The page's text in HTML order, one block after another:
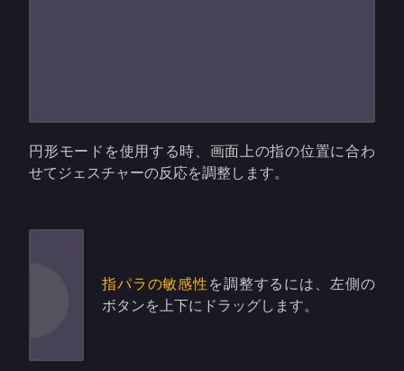
円形モードを使用する時、画面上の指の位置に合わ
せてジェスチャーの反応を調整します。
指パラの敏感性 を調整するには、左側の
ボタンを上下にドラッグします。